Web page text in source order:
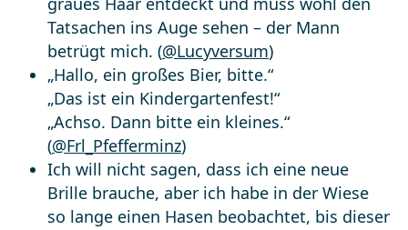
Tatsachen ins Auge sehen – der Mann
betrügt mich. (@Lucyversum)
„Hallo, ein großes Bier, bitte.“
„Das ist ein Kindergartenfest!“
„Achso. Dann bitte ein kleines.“
(@Frl_Pfefferminz)
Ich will nicht sagen, dass ich eine neue
Brille brauche, aber ich habe in der Wiese
so lange einen Hasen beobachtet, bis dieser